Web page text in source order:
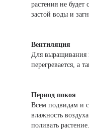
растения не
застой воды и
Вентиляция
Для выращивания
перегревается, а
Период покоя
Всем подвидам и
влажность
поливать